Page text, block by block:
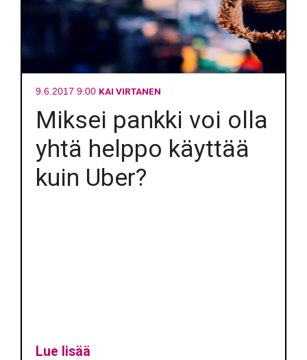
9.6.2017 9:00 KAI VIRTANEN
Miksei pankki voi olla
yhtä helppo käyttää
kuin Uber?
Lue lisää